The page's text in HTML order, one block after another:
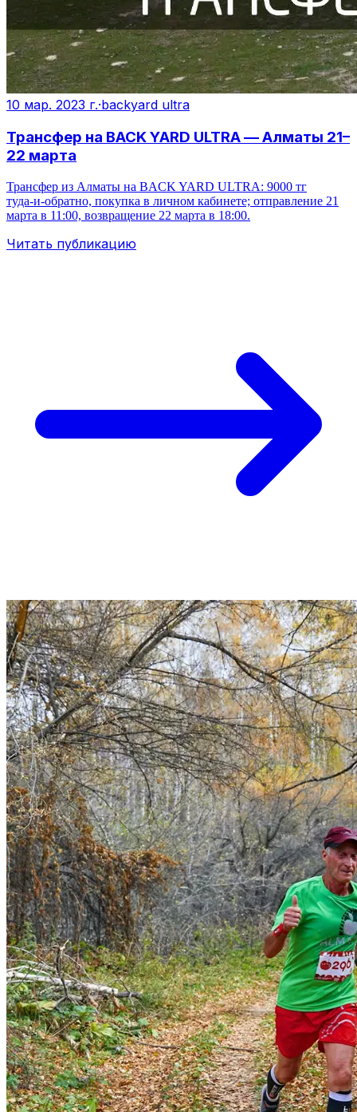
10 мар. 2023 г.·backyard ultra
Трансфер на BACK YARD ULTRA — Алматы 21–
22 марта
Трансфер из Алматы на BACK YARD ULTRA: 9000 тг
туда‑и‑обратно, покупка в личном кабинете; отправление 21
марта в 11:00, возвращение 22 марта в 18:00.
Читать публикацию